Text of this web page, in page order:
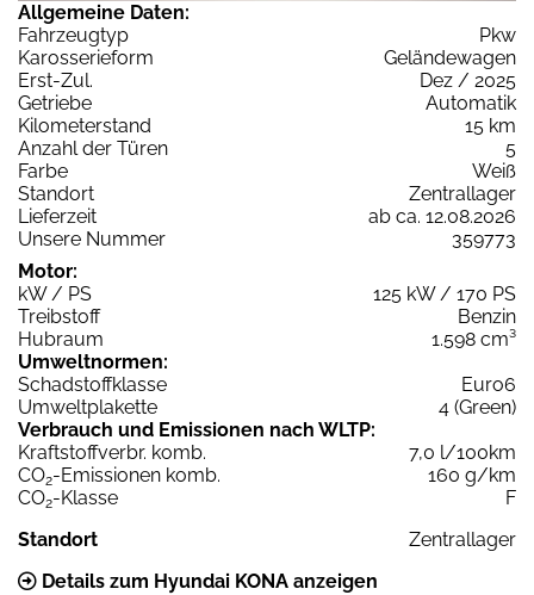
Allgemeine Daten:
Fahrzeugtyp
Pkw
Karosserieform
Geländewagen
Erst-Zul.
Dez / 2025
Getriebe
Automatik
Kilometerstand
15 km
Anzahl der Türen
5
Farbe
Weiß
Standort
Zentrallager
Lieferzeit
ab ca. 12.08.2026
Unsere Nummer
359773
Motor:
kW / PS
125 kW / 170 PS
Treibstoff
Benzin
Hubraum
1.598 cm³
Umweltnormen:
Schadstoffklasse
Euro6
Umweltplakette
4 (Green)
Verbrauch und Emissionen nach WLTP:
Kraftstoffverbr. komb.
7,0 l/100km
CO2-Emissionen komb.
160 g/km
CO2-Klasse
F
Standort
Zentrallager
Details zum Hyundai KONA anzeigen